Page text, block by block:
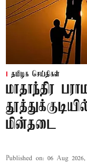
தமிழக செய்திகள்
மாதாந்திர
மின்தடை
Published on: 06 Aug